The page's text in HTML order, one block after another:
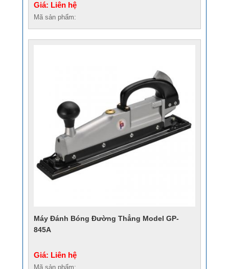
Giá: Liên hệ
Mã sản phẩm:
Máy Đánh Bóng Đường Thẳng Model GP-
845A
Giá: Liên hệ
Mã sản phẩm: